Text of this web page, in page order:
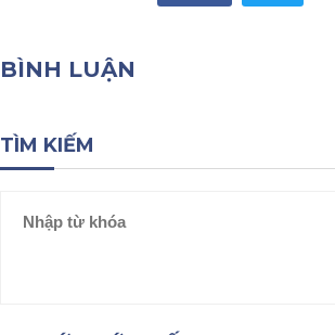
BÌNH LUẬN
TÌM KIẾM